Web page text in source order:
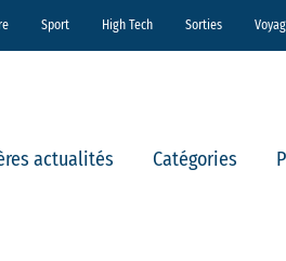
Sport High Tech Sorties
actualités Catégories